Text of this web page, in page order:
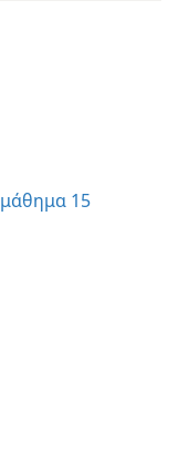
μάθημα 15